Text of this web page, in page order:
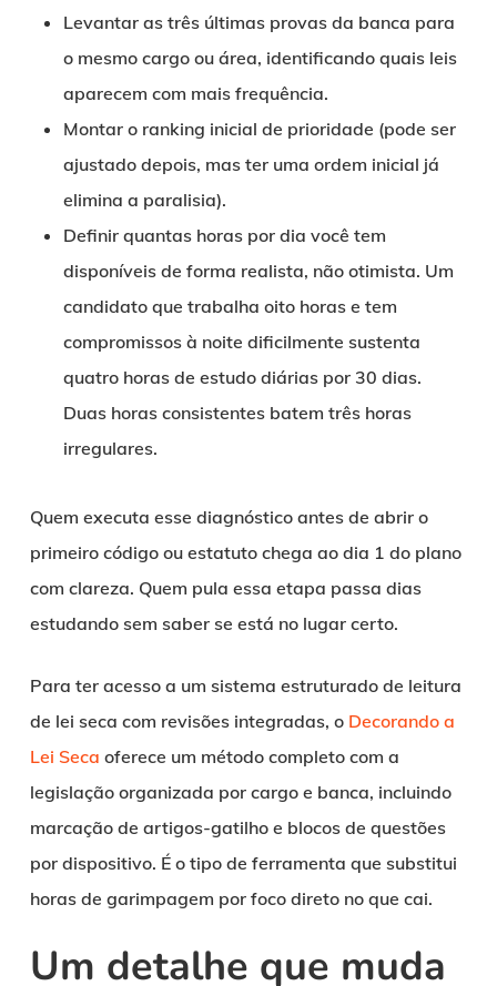
Levantar as três últimas provas da banca para
o mesmo cargo ou área, identificando quais leis
aparecem com mais frequência.
Montar o ranking inicial de prioridade (pode ser
ajustado depois, mas ter uma ordem inicial já
elimina a paralisia).
Definir quantas horas por dia você tem
disponíveis de forma realista, não otimista. Um
candidato que trabalha oito horas e tem
compromissos à noite dificilmente sustenta
quatro horas de estudo diárias por 30 dias.
Duas horas consistentes batem três horas
irregulares.
Quem executa esse diagnóstico antes de abrir o
primeiro código ou estatuto chega ao dia 1 do plano
com clareza. Quem pula essa etapa passa dias
estudando sem saber se está no lugar certo.
Para ter acesso a um sistema estruturado de leitura
de lei seca com revisões integradas, o Decorando a
Lei Seca oferece um método completo com a
legislação organizada por cargo e banca, incluindo
marcação de artigos-gatilho e blocos de questões
por dispositivo. É o tipo de ferramenta que substitui
horas de garimpagem por foco direto no que cai.
Um detalhe que muda